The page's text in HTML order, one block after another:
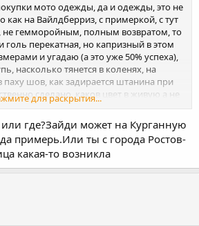
мото одежды, да и одежды, это не
на Вайлдберриз, с примеркой, с тут
не гемморойным, полным возвратом, то
голь перекатная, но капризный в этом
и угадаю (а это уже 50% успеха),
насколько тянется в коленях, на
шов, как задирается штанина при
сделано, каков цвет в живую а не
душа или нет, такие вещи
поймёшь. Уже был опыт покупок
там хоть оно копейки стоит, и то
купил себе кроме прочего пару сумок
натуральную, недешёвую, одна
удобная, ни чё так, но в живую не взял
красиво как на фото, наяву защёлки
чем на картинке, кожа грубее чем
сердцем, три тыщи стоит как бы, у
была бы, но лучше взял бы за пятак
для раскрытия...
или где?Зайди может на Курганную
примерь.Или ты с города Ростов-
какая-то возникла